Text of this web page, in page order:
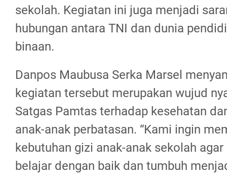
sekolah. Kegiatan ini juga menjadi
hubungan antara TNI dan dunia
binaan.
Danpos Maubusa Serka Marsel
kegiatan tersebut merupakan wujud
Satgas Pamtas terhadap kesehatan
anak-anak perbatasan. “Kami ingin
kebutuhan gizi anak-anak sekolah
belajar dengan baik dan tumbuh